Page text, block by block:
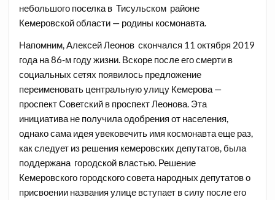
небольшого поселка в Тисульском районе
Кемеровской области — родины космонавта.
Напомним, Алексей Леонов скончался 11 октября 2019
года на 86-м году жизни. Вскоре после его смерти в
социальных сетях появилось предложение
переименовать центральную улицу Кемерова —
проспект Советский в проспект Леонова. Эта
инициатива не получила одобрения от населения,
однако сама идея увековечить имя космонавта еще раз,
как следует из решения кемеровских депутатов, была
поддержана городской властью. Решение
Кемеровского городского совета народных депутатов о
присвоении названия улице вступает в силу после его